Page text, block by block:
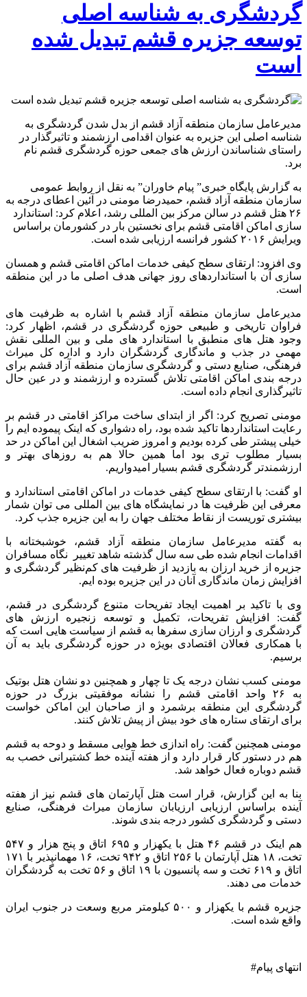
گردشگری به شناسه اصلی
توسعه جزیره قشم تبدیل شده
است
مدیرعامل سازمان منطقه آزاد قشم از بدل شدن گردشگری به
شناسه اصلی این جزیره به عنوان اقدامی ارزشمند و تاثیرگذار در
راستای شناساندن ارزش های جمعی حوزه گردشگری قشم نام
برد.
به گزارش پایگاه خبری” پیام خاوران” به نقل از روابط عمومی
سازمان منطقه آزاد قشم، حمیدرضا مومنی در آئین اعطای درجه به
۲۶ هتل قشم در سالن‌ مرکز بین المللی رشد، اعلام کرد: استاندارد
سازی اماکن اقامتی قشم برای نخستین‌ بار در کشورمان براساس
ويرايش ۲۰۱۶ کشور فرانسه ارزیابی شده است.
وی افزود: ارتقای سطح کیفی خدمات اماکن‌ اقامتی قشم و همسان
سازی آن با استانداردهای روز جهانی هدف اصلی ما در این منطقه
است.
مدیرعامل سازمان منطقه آزاد قشم با اشاره به ظرفیت های
فراوان تاریخی و طبیعی حوزه گردشگری در قشم، اظهار کرد:
وجود هتل های منطبق با استاندارد های ملی و بین المللی نقش
مهمی در جذب و ماندگاری گردشگران دارد و اداره کل میراث
فرهنگی، صنایع دستی و گردشگری سازمان منطقه آزاد قشم برای
درجه بندی اماکن اقامتی تلاش گسترده و ارزشمند و در عین حال
تاثیرگذاری انجام داده است.
مومنی تصریح کرد: اگر از ابتدای ساخت مراکز اقامتی در قشم بر
رعایت استانداردها تاکید شده بود، راه دشواری که اینک پیموده ایم را
خیلی پیشتر طی کرده بودیم و امروز ضریب اشغال این اماکن در حد
بسیار مطلوب تری بود اما همین حالا هم به روزهای بهتر و
ارزشمندتر گردشگری قشم بسیار امیدواریم.
او گفت: با ارتقای سطح کیفی خدمات در اماکن اقامتی استاندارد و
معرفی این ظرفیت ها در نمایشگاه های بین المللی می توان شمار
بیشتری توریست از نقاط مختلف جهان را به این جزیره جذب کرد.
به گفته مدیرعامل سازمان منطقه آزاد قشم، خوشبختانه با
اقدامات انجام شده طی سه سال گذشته شاهد تغییر نگاه مسافران
جزیره از خرید ارزان به بازدید از ظرفیت های کم‌نظیر گردشگری و
افزایش زمان‌ ماندگاری آنان در این‌ جزیره بوده ایم.
وی با تاکید بر اهمیت ایجاد تفریحات متنوع گردشگری در قشم،
گفت: افزایش تفریحات، تکمیل و توسعه زنجیره ارزش های
گردشگری و ارزان سازی سفرها به قشم از سیاست هایی است که
با همکاری فعالان اقتصادی بویژه در حوزه گردشگری باید به آن
برسیم.
مومنی کسب نشان درجه یک تا چهار و همچنین دو نشان هتل بوتیک
به ۲۶ واحد اقامتی قشم را نشانه موفقیتی بزرگ در حوزه
گردشگری این منطقه برشمرد و از صاحبان این اماکن خواست
برای ارتقای ستاره های خود بیش از پیش تلاش کنند.
مومنی همچنین گفت: راه اندازی خط هوایی مسقط و دوحه به قشم
هم در دستور کار قرار دارد و از هفته آینده خط کشتیرانی خصب به
قشم دوباره فعال خواهد شد.
بنا به این گزارش، قرار است هتل آپارتمان های قشم نیز از هفته
آینده براساس ارزیابی ارزیابان سازمان میراث فرهنگی، صنایع
دستی و گردشگری کشور درجه بندی شوند.
هم اینک در قشم ۴۶ هتل با یکهزار و ۶۹۵ اتاق و پنج هزار و ۵۴۷
تخت، ۱۸ هتل آپارتمان با ۲۵۶ اتاق و ۹۴۲ تخت، ۱۶ مهمانپذیر با ۱۷۱
اتاق و ۶۱۹ تخت و سه پانسیون با ۱۹ اتاق و ۵۶ تخت به گردشگران
خدمات‌ می دهند.
جزیره قشم با یکهزار و ۵۰۰ کیلومتر مربع وسعت در جنوب ایران
واقع شده است.
انتهای پیام#